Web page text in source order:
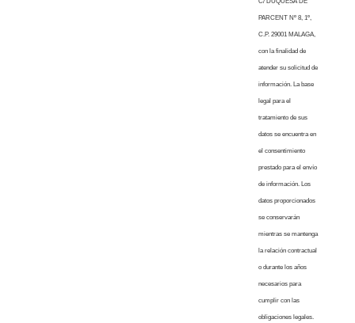
PARCENT Nº 8, 1º,
C.P. 29001 MALAGA,
con la finalidad de
atender su solicitud de
información. La base
legal para el
tratamiento de sus
datos se encuentra en
el consentimiento
prestado para el envío
de información. Los
datos proporcionados
se conservarán
mientras se mantenga
la relación contractual
o durante los años
necesarios para
cumplir con las
obligaciones legales.